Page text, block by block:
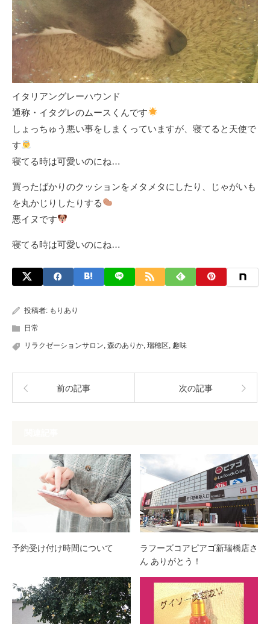
イタリアングレーハウンド
通称・イタグレのムースくんです
しょっちゅう悪い事をしまくっていますが、寝てると天使で
す
寝てる時は可愛いのにね…
買ったばかりのクッションをメタメタにしたり、じゃがいも
を丸かじりしたりする
悪イヌです
寝てる時は可愛いのにね…
投稿者: もりあり
日常
リラクゼーションサロン 森のありか 瑞穂区 趣味
前の記事 次の記事
予約受け付け時間について
ラフーズコアピアゴ新瑞橋店さ
ん ありがとう！